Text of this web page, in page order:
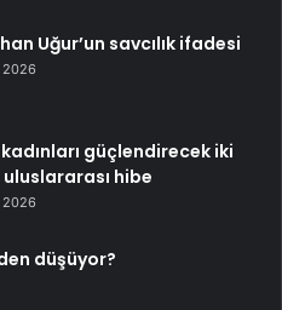
Uğur’un savcılık ifadesi
2026
kadınları güçlendirecek iki
hibe
2026
düşüyor?